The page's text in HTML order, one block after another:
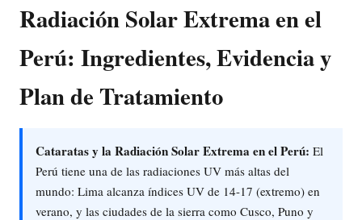
Radiación Solar Extrema en el
Perú: Ingredientes, Evidencia y
Plan de Tratamiento
Cataratas y la Radiación Solar Extrema en el Perú: El
Perú tiene una de las radiaciones UV más altas del
mundo: Lima alcanza índices UV de 14-17 (extremo) en
verano, y las ciudades de la sierra como Cusco, Puno y